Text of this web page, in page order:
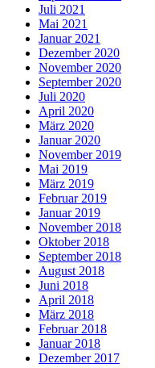
Juli 2021
Mai 2021
Januar 2021
Dezember 2020
November 2020
September 2020
Juli 2020
April 2020
März 2020
Januar 2020
November 2019
Mai 2019
März 2019
Februar 2019
Januar 2019
November 2018
Oktober 2018
September 2018
August 2018
Juni 2018
April 2018
März 2018
Februar 2018
Januar 2018
Dezember 2017